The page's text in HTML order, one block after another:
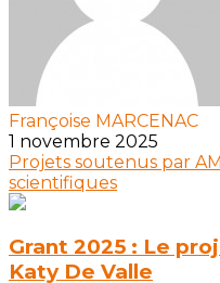
Françoise MARCENAC
1 novembre 2025
Projets soutenus par
scientifiques
Grant 2025 : Le
Katy De Valle